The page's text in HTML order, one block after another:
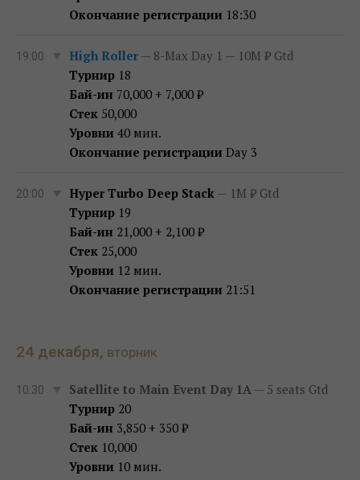
Окончание регистрации 18:30
19:00 High Roller — 8-Max Day 1 — 10M ₽ Gtd
Турнир 18
Бай-ин 70,000 + 7,000 ₽
Стек 50,000
Уровни 40 мин.
Окончание регистрации Day 3
20:00 Hyper Turbo Deep Stack — 1M ₽ Gtd
Турнир 19
Бай-ин 21,000 + 2,100 ₽
Стек 25,000
Уровни 12 мин.
Окончание регистрации 21:51
24 декабря, вторник
10:30 Satellite to Main Event Day 1A — 5 seats Gtd
Турнир 20
Бай-ин 3,850 + 350 ₽
Стек 10,000
Уровни 10 мин.